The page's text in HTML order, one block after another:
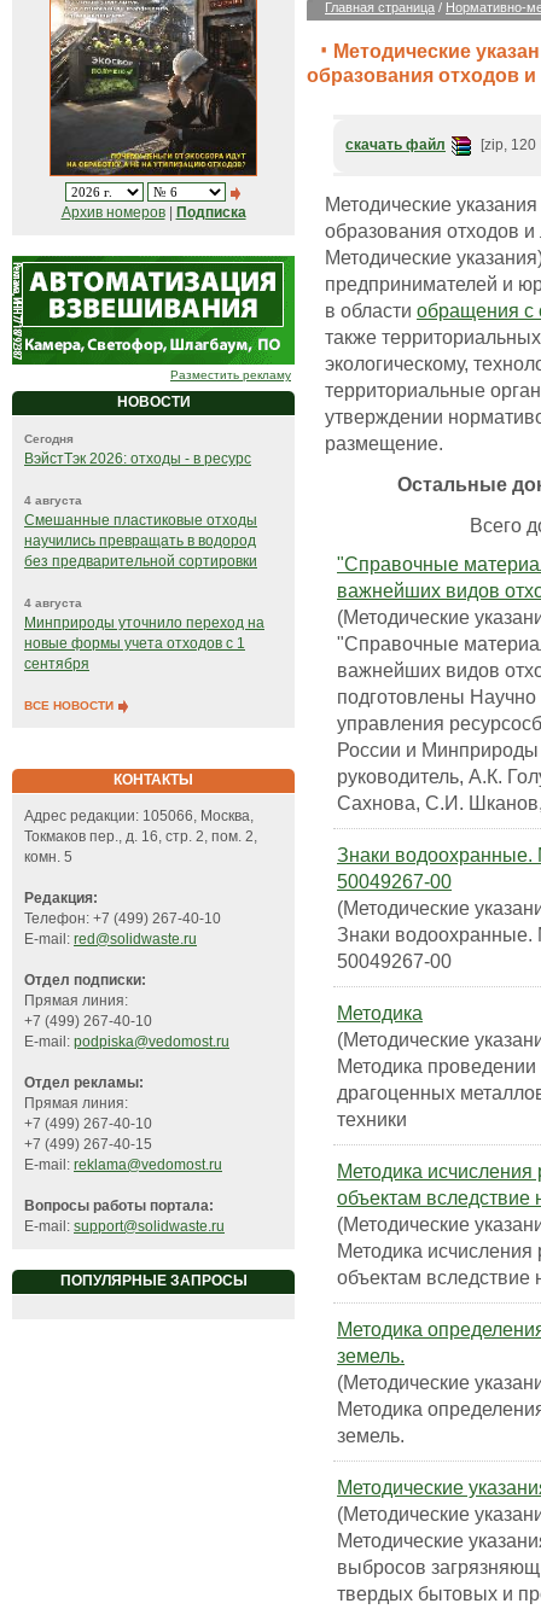
Архив номеров| Подписка
Разместить рекламу
НОВОСТИ
Сегодня
ВэйстТэк 2026: отходы - в ресурс
4 августа
Смешанные пластиковые отходы
научились превращать в водород
без предварительной сортировки
4 августа
Минприроды уточнило переход на
новые формы учета отходов с 1
сентября
ВСЕ НОВОСТИ
КОНТАКТЫ
Адрес редакции: 105066, Москва,
Токмаков пер., д. 16, стр. 2, пом. 2,
комн. 5
Редакция:
Телефон: +7 (499) 267-40-10
E-mail: red@solidwaste.ru
Отдел подписки:
Прямая линия:
+7 (499) 267-40-10
E-mail: podpiska@vedomost.ru
Отдел рекламы:
Прямая линия:
+7 (499) 267-40-10
+7 (499) 267-40-15
E-mail: reklama@vedomost.ru
Вопросы работы портала:
E-mail: support@solidwaste.ru
ПОПУЛЯРНЫЕ ЗАПРОСЫ
Главная страница / Нормативно-
Методические
образования отходов
скачать файл [zip, 120
Методические
образования отходов
Методические
предпринимателей и
в области обращения с
также
экологическому,
территориальные
утверждении
размещение.
Остальные
Всего
"Справочные
важнейших видов
(Методические
"Справочные
важнейших видов
подготовлены
управления
России и
руководитель, А.К.
Сахнова, С.И.
Знаки водоохранные.
50049267-00
(Методические
Знаки водоохранные.
50049267-00
Методика
(Методические
Методика
драгоценных
техники
Методика
объектам вследствие
(Методические
Методика
объектам вследствие
Методика
земель.
(Методические
Методика
земель.
Методические
(Методические
Методические
выбросов
твердых бытовых и